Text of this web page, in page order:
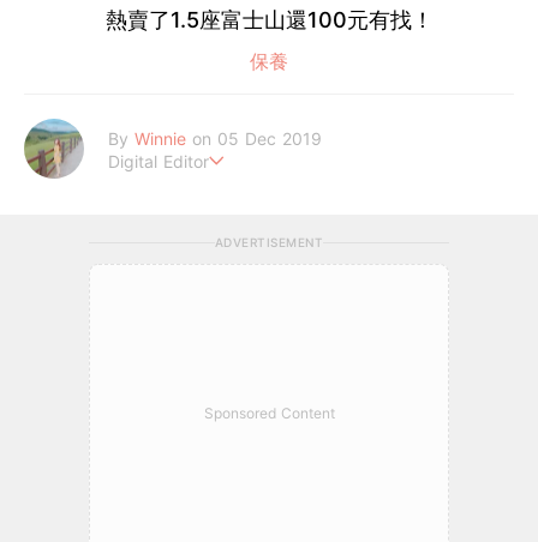
熱賣了1.5座富士山還100元有找！
保養
By Winnie on 05 Dec 2019
Digital Editor
ADVERTISEMENT
Sponsored Content